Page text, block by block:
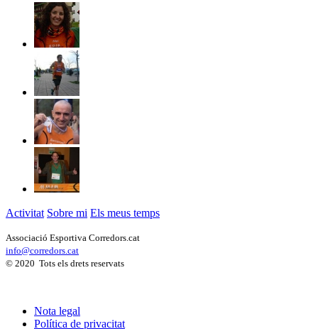
Activitat Sobre mi Els meus temps
Associació Esportiva Corredors.cat
info@corredors.cat
© 2020 Tots els drets reservats
Nota legal
Política de privacitat